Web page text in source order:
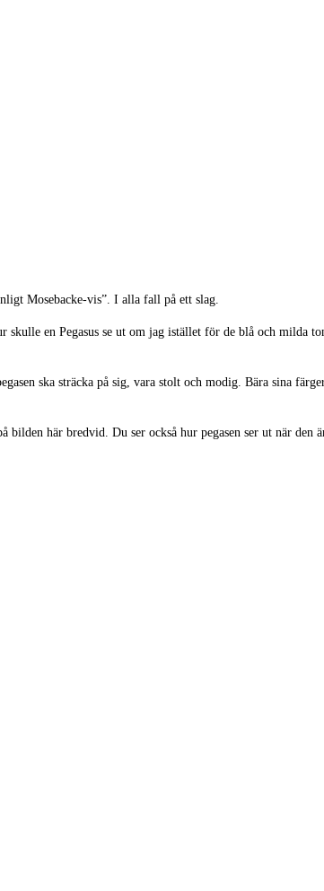
Mosebacke-vis”. I alla fall på ett slag.
en Pegasus se ut om jag istället för de blå och milda
ska sträcka på sig, vara stolt och modig. Bära sina
här bredvid. Du ser också hur pegasen ser ut när